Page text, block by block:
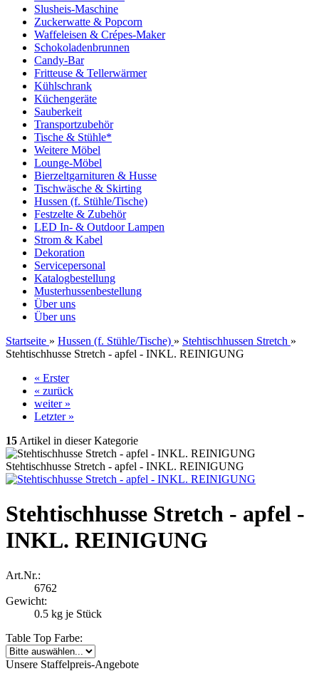
Slusheis-Maschine
Zuckerwatte & Popcorn
Waffeleisen & Crépes-Maker
Schokoladenbrunnen
Candy-Bar
Fritteuse & Tellerwärmer
Kühlschrank
Küchengeräte
Sauberkeit
Transportzubehör
Tische & Stühle*
Weitere Möbel
Lounge-Möbel
Bierzeltgarnituren & Husse
Tischwäsche & Skirting
Hussen (f. Stühle/Tische)
Festzelte & Zubehör
LED In- & Outdoor Lampen
Strom & Kabel
Dekoration
Servicepersonal
Katalogbestellung
Musterhussenbestellung
Über uns
Über uns
Startseite » Hussen (f. Stühle/Tische) » Stehtischhussen Stretch »
Stehtischhusse Stretch - apfel - INKL. REINIGUNG
« Erster
« zurück
weiter »
Letzter »
15 Artikel in dieser Kategorie
Stehtischhusse Stretch - apfel - INKL. REINIGUNG
Stehtischhusse Stretch - apfel -
INKL. REINIGUNG
Art.Nr.:
6762
Gewicht:
0.5 kg je Stück
Table Top Farbe:
Unsere Staffelpreis-Angebote